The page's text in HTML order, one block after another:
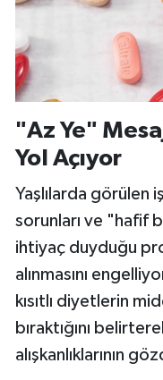
"Az Ye"
Yol Açıyor
Yaşlılarda görülen
sorunları ve "hafif
ihtiyaç duyduğu
alınmasını
kısıtlı diyetlerin
bıraktığını
alışkanlıklarının